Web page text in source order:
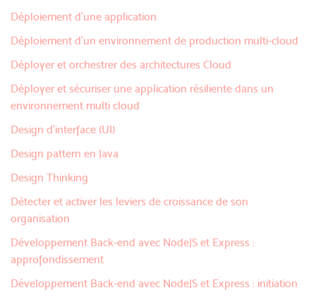
Déploiement d'une application
Déploiement d’un environnement de production multi-cloud
Déployer et orchestrer des architectures Cloud
Déployer et sécuriser une application résiliente dans un
environnement multi cloud
Design d'interface (UI)
Design pattern en Java
Design Thinking
Détecter et activer les leviers de croissance de son
organisation
Développement Back-end avec NodeJS et Express :
approfondissement
Développement Back-end avec NodeJS et Express : initiation